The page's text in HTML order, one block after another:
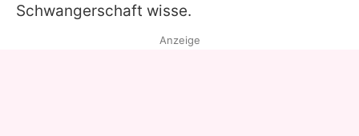
Schwangerschaft wisse.
Anzeige